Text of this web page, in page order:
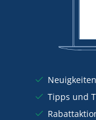
Tipps und